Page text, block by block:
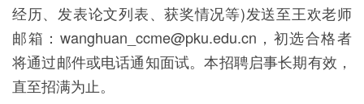
经历、发表论文列表、获奖情况等)发送至王欢老师
邮箱：wanghuan_ccme@pku.edu.cn，初选合格者
将通过邮件或电话通知面试。本招聘启事长期有效，
直至招满为止。